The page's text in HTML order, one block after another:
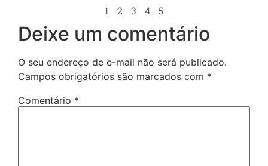
1 2 3 4 5
Deixe um comentário
O seu endereço de e-mail não será publicado.
Campos obrigatórios são marcados com *
Comentário *